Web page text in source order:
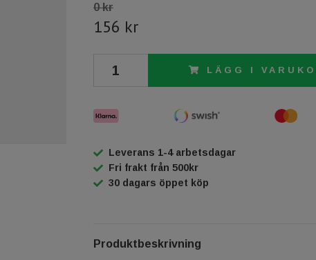
0 kr
156 kr
LÄGG I
Leverans 1-4 arbetsdagar
Fri frakt från 500kr
30 dagars öppet köp
Produktbeskrivning